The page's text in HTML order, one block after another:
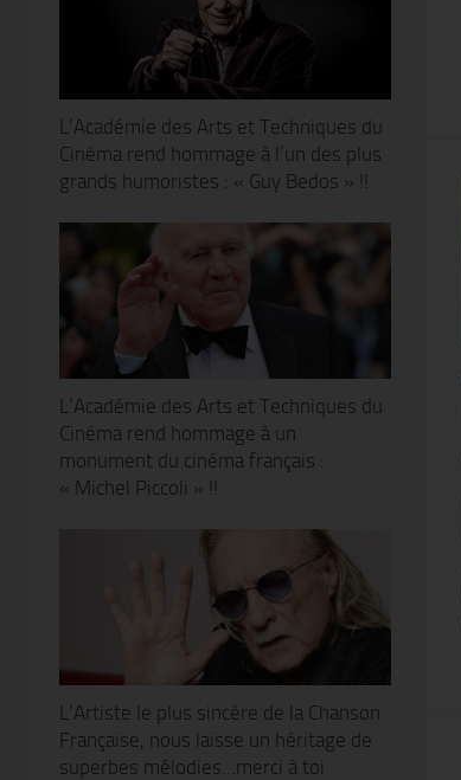
L’Académie des Arts et Techniques du
Cinéma rend hommage à l’un des plus
grands humoristes : « Guy Bedos » !!
L’Académie des Arts et Techniques du
Cinéma rend hommage à un
monument du cinéma français :
« Michel Piccoli » !!
L’Artiste le plus sincère de la Chanson
Française, nous laisse un héritage de
superbes mélodies…merci à toi